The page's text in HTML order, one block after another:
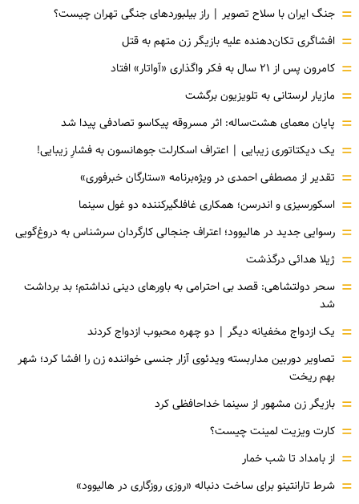
= جنگ ایران با سلاح تصویر | راز بیلبوردهای جنگی تهران چیست؟
= افشاگری‌ تکان‌دهنده علیه بازیگر زن متهم به قتل
= کامرون پس از ۲۱ سال به فکر واگذاری «آواتار» افتاد
= مازیار لرستانی به تلویزیون برگشت
= پایان معمای هشت‌ساله: اثر مسروقه پیکاسو تصادفی پیدا شد
= یک دیکتاتوری زیبایی | اعتراف اسکارلت جوهانسون به فشارِ زیبایی!
= تقدیر از مصطفی احمدی در ویژه‌برنامه «ستارگان خبرفوری»
= اسکورسیزی و اندرسن؛ همکاری غافلگیرکننده دو غول سینما
= رسوایی جدید در هالیوود؛ اعتراف جنجالی کارگردان سرشناس به دروغ‌گویی
= ژیلا هدائی درگذشت
= سحر دولتشاهی: قصد بی احترامی به باورهای دینی نداشتم؛ بد برداشت
شد
= یک ازدواج مخفیانه دیگر | دو چهره محبوب ازدواج کردند
= تصاویر دوربین مداربسته ویدئوی آزار جنسی خواننده زن را افشا کرد؛ شهر
بهم ریخت
= بازیگر زن مشهور از سینما خداحافظی کرد
= کارت ویزیت لمینت چیست؟
= از بامداد تا شب خمار
= شرط تارانتینو برای ساخت دنباله «روزی روزگاری در هالیوود»